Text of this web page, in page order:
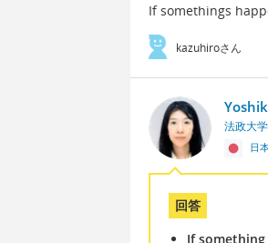
If somethings
kazuhiroさん
法政大
日
回答
If